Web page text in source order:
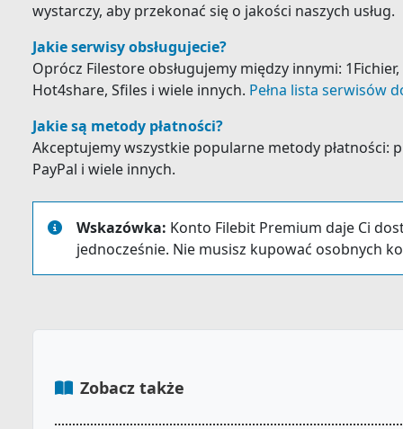
wystarczy, aby przekonać się o jakości naszych usług.
Jakie serwisy obsługujecie?
Oprócz Filestore obsługujemy między innymi:
Hot4share, Sfiles i wiele innych. Pełna lista serwisów
Jakie są metody płatności?
Akceptujemy wszystkie popularne metody płatności:
PayPal i wiele innych.
Wskazówka: Konto Filebit Premium daje Ci
jednocześnie. Nie musisz kupować osobnych
Zobacz także